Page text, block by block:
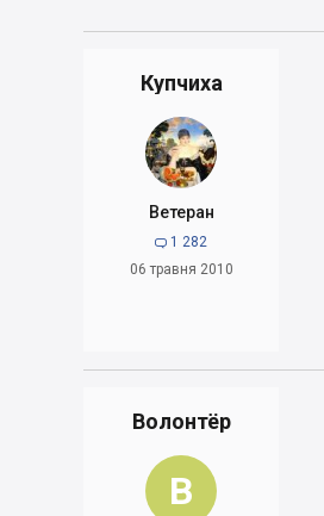
Купчиха
Ветеран
 1 282
06 травня 2010
Волонтёр
В